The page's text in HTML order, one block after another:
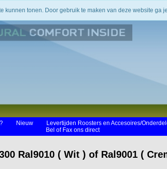
Nieuw Levertijden Roosters en Accesoires/
Bel of Fax ons direct
Ral9010 ( Wit ) of Ral9001 (
tonen. Door gebruik te maken van deze website ga